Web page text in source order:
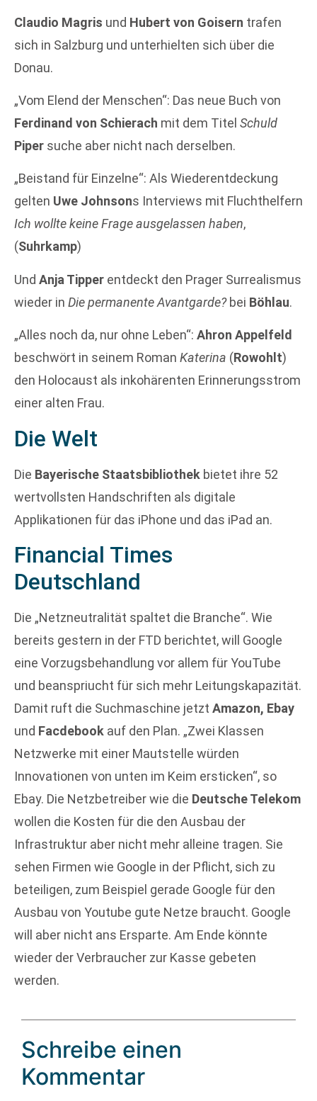
Claudio Magris und Hubert von Goisern trafen
sich in Salzburg und unterhielten sich über die
Donau.
„Vom Elend der Menschen“: Das neue Buch von
Ferdinand von Schierach mit dem Titel Schuld
Piper suche aber nicht nach derselben.
„Beistand für Einzelne“: Als Wiederentdeckung
gelten Uwe Johnsons Interviews mit Fluchthelfern
Ich wollte keine Frage ausgelassen haben,
(Suhrkamp)
Und Anja Tipper entdeckt den Prager Surrealismus
wieder in Die permanente Avantgarde?bei Böhlau.
„Alles noch da, nur ohne Leben“: Ahron Appelfeld
beschwört in seinem Roman Katerina (Rowohlt)
den Holocaust als inkohärenten Erinnerungsstrom
einer alten Frau.
Die Welt
Die Bayerische Staatsbibliothek bietet ihre 52
wertvollsten Handschriften als digitale
Applikationen für das iPhone und das iPad an.
Financial Times
Deutschland
Die „Netzneutralität spaltet die Branche“. Wie
bereits gestern in der FTD berichtet, will Google
eine Vorzugsbehandlung vor allem für YouTube
und beanspriucht für sich mehr Leitungskapazität.
Damit ruft die Suchmaschine jetzt Amazon, Ebay
und Facdebook auf den Plan. „Zwei Klassen
Netzwerke mit einer Mautstelle würden
Innovationen von unten im Keim ersticken“, so
Ebay. Die Netzbetreiber wie die Deutsche Telekom
wollen die Kosten für die den Ausbau der
Infrastruktur aber nicht mehr alleine tragen. Sie
sehen Firmen wie Google in der Pflicht, sich zu
beteiligen, zum Beispiel gerade Google für den
Ausbau von Youtube gute Netze braucht. Google
will aber nicht ans Ersparte. Am Ende könnte
wieder der Verbraucher zur Kasse gebeten
werden.
Schreibe einen
Kommentar